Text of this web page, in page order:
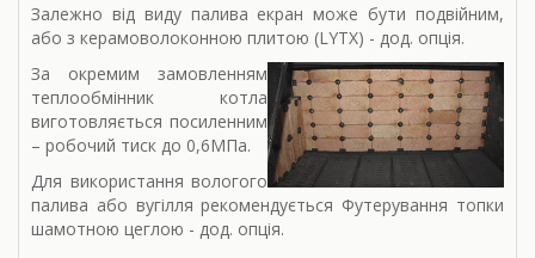
Залежно від виду палива екран може бути подвійним,
або з керамоволоконною плитою (LYTX) - дод. опція.
За окремим замовленням
теплообмінник котла
виготовляється посиленним
– робочий тиск до 0,6МПа.
Для використання вологого
палива або вугілля рекомендується Футерування топки
шамотною цеглою - дод. опція.